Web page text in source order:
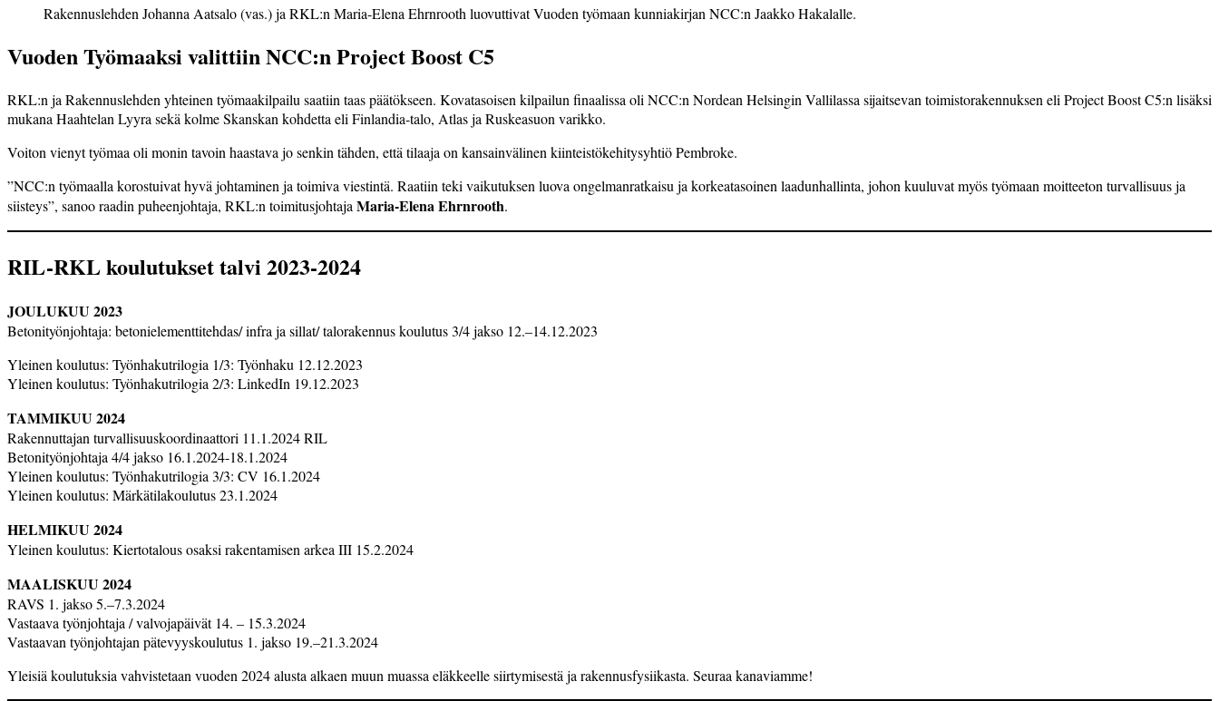
Rakennuslehden Johanna Aatsalo (vas.) ja RKL:n Maria-Elena Ehrnrooth luovuttivat Vuoden työmaan kunniakirjan NCC:n Jaakko Hakalalle.
Vuoden Työmaaksi valittiin NCC:n Project Boost C5
RKL:n ja Rakennuslehden yhteinen työmaakilpailu saatiin taas päätökseen. Kovatasoisen kilpailun finaalissa oli NCC:n Nordean Helsingin Vallilassa sijaitsevan toimistorakennuksen eli Project Boost C5:n lisäksi
mukana Haahtelan Lyyra sekä kolme Skanskan kohdetta eli Finlandia-talo, Atlas ja Ruskeasuon varikko.
Voiton vienyt työmaa oli monin tavoin haastava jo senkin tähden, että tilaaja on kansainvälinen kiinteistökehitysyhtiö Pembroke.
”NCC:n työmaalla korostuivat hyvä johtaminen ja toimiva viestintä. Raatiin teki vaikutuksen luova ongelmanratkaisu ja korkeatasoinen laadunhallinta, johon kuuluvat myös työmaan moitteeton turvallisuus ja
siisteys”, sanoo raadin puheenjohtaja, RKL:n toimitusjohtajaMaria-Elena Ehrnrooth.
RIL-RKL koulutukset talvi 2023-2024
JOULUKUU 2023
Betonityönjohtaja: betonielementtitehdas/ infra ja sillat/ talorakennus koulutus 3/4 jakso 12.–14.12.2023
Yleinen koulutus: Työnhakutrilogia 1/3: Työnhaku 12.12.2023
Yleinen koulutus: Työnhakutrilogia 2/3: LinkedIn 19.12.2023
TAMMIKUU 2024
Rakennuttajan turvallisuuskoordinaattori 11.1.2024 RIL
Betonityönjohtaja 4/4 jakso 16.1.2024-18.1.2024
Yleinen koulutus: Työnhakutrilogia 3/3: CV 16.1.2024
Yleinen koulutus: Märkätilakoulutus 23.1.2024
HELMIKUU 2024
Yleinen koulutus: Kiertotalous osaksi rakentamisen arkea III 15.2.2024
MAALISKUU 2024
RAVS 1. jakso 5.–7.3.2024
Vastaava työnjohtaja / valvojapäivät 14. – 15.3.2024
Vastaavan työnjohtajan pätevyyskoulutus 1. jakso 19.–21.3.2024
Yleisiä koulutuksia vahvistetaan vuoden 2024 alusta alkaen muun muassa eläkkeelle siirtymisestä ja rakennusfysiikasta. Seuraa kanaviamme!